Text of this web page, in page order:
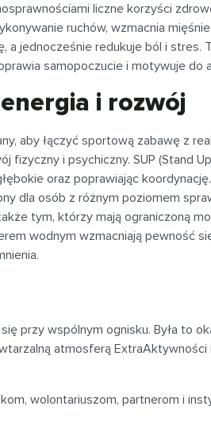
liczne korzyści
ruchów, wzmacnia
a jednocześnie redukuje ból i stres.
samopoczucie i motywuje do
i rozwój
aby łączyć sportową zabawę z
fizyczny i psychiczny. SUP (Stand
oraz poprawiając
dla osób z różnym poziomem
tym, którzy mają ograniczoną
wodnym wzmacniają pewność
przy wspólnym ognisku. Była to
atmosferą ExtraAktywności
wolontariuszom, partnerom i